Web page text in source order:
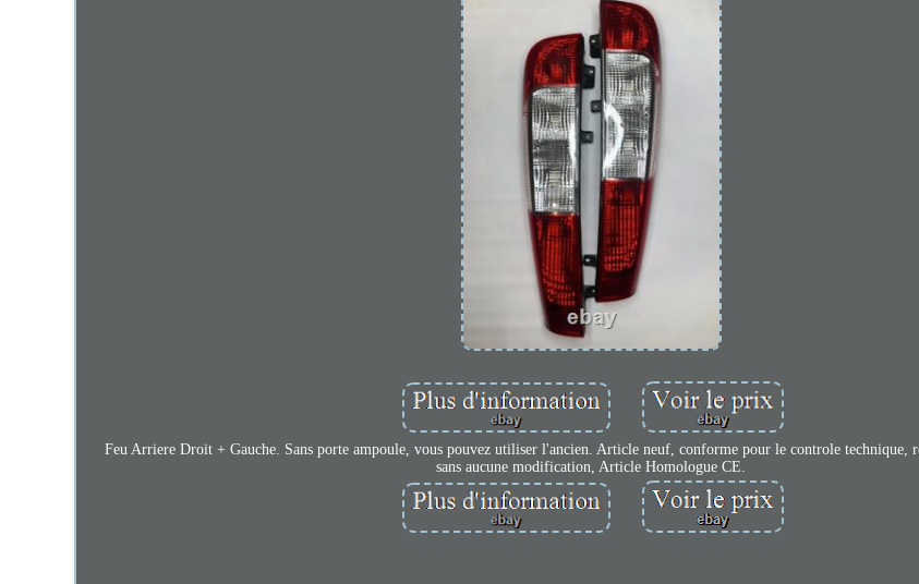
Feu Arriere Droit + Gauche. Sans porte ampoule, vous pouvez utiliser l'ancien. Article neuf, conforme pour le controle technique,
sans aucune modification, Article Homologue CE.